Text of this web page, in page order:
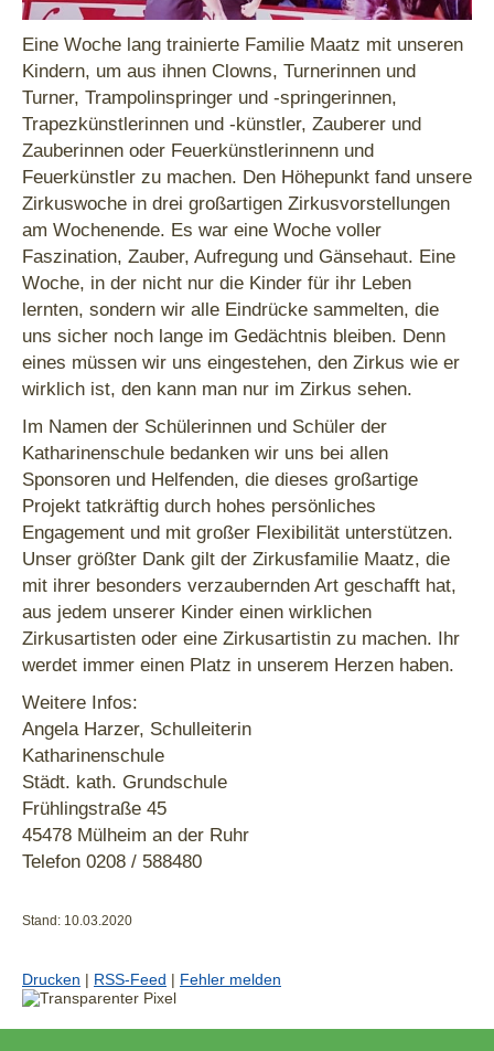
Eine Woche lang trainierte Familie Maatz mit unseren
Kindern, um aus ihnen Clowns, Turnerinnen und
Turner, Trampolinspringer und -springerinnen,
Trapezkünstlerinnen und -künstler, Zauberer und
Zauberinnen oder Feuerkünstlerinnenn und
Feuerkünstler zu machen. Den Höhepunkt fand unsere
Zirkuswoche in drei großartigen Zirkusvorstellungen
am Wochenende. Es war eine Woche voller
Faszination, Zauber, Aufregung und Gänsehaut. Eine
Woche, in der nicht nur die Kinder für ihr Leben
lernten, sondern wir alle Eindrücke sammelten, die
uns sicher noch lange im Gedächtnis bleiben. Denn
eines müssen wir uns eingestehen, den Zirkus wie er
wirklich ist, den kann man nur im Zirkus sehen.
Im Namen der Schülerinnen und Schüler der
Katharinenschule bedanken wir uns bei allen
Sponsoren und Helfenden, die dieses großartige
Projekt tatkräftig durch hohes persönliches
Engagement und mit großer Flexibilität unterstützen.
Unser größter Dank gilt der Zirkusfamilie Maatz, die
mit ihrer besonders verzaubernden Art geschafft hat,
aus jedem unserer Kinder einen wirklichen
Zirkusartisten oder eine Zirkusartistin zu machen. Ihr
werdet immer einen Platz in unserem Herzen haben.
Weitere Infos:
Angela Harzer, Schulleiterin
Katharinenschule
Städt. kath. Grundschule
Frühlingstraße 45
45478 Mülheim an der Ruhr
Telefon 0208 / 588480
Stand: 10.03.2020
Drucken | RSS-Feed | Fehler melden